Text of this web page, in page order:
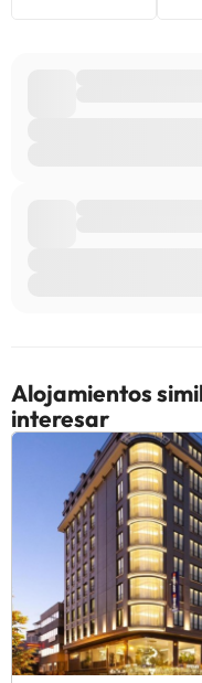
Alojamientos
interesar